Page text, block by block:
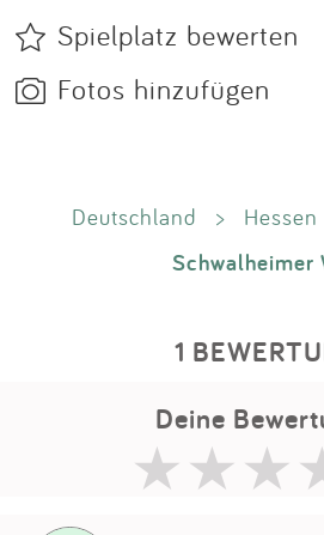
Spielplatz bewerten
Fotos hinzufügen
Deutschland > Hessen
Schwalheimer
1
Deine